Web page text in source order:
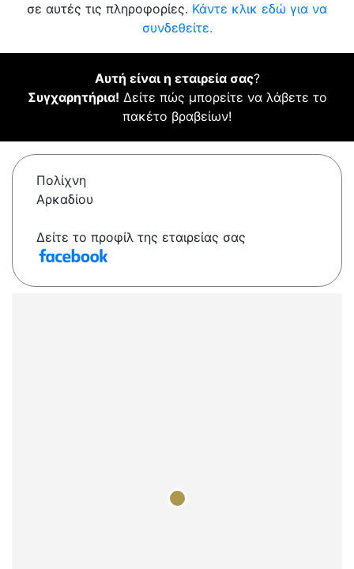
σε αυτές τις πληροφορίες. Κάντε κλικ εδώ για να
συνδεθείτε.
Αυτή είναι η εταιρεία σας?
Συγχαρητήρια! Δείτε πώς μπορείτε να λάβετε το
πακέτο βραβείων!
Πολίχνη
Αρκαδίου
Δείτε το προφίλ της εταιρείας σας